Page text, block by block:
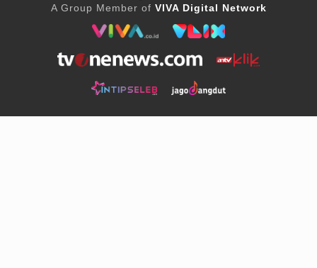
A Group Member of VIVA Digital Network